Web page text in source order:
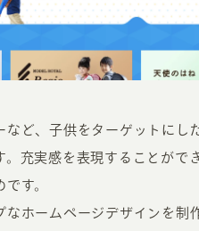
など、子供をターゲットにし
充実感を表現することがで
す。
ホームページデザインを制